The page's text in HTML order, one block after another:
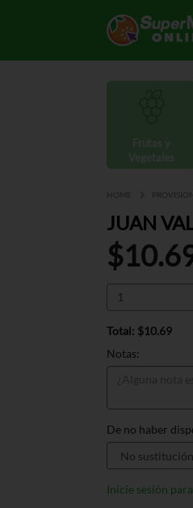
HOME
JUAN
Total: $10.69
Notas:
De no haber
Inicie sesión